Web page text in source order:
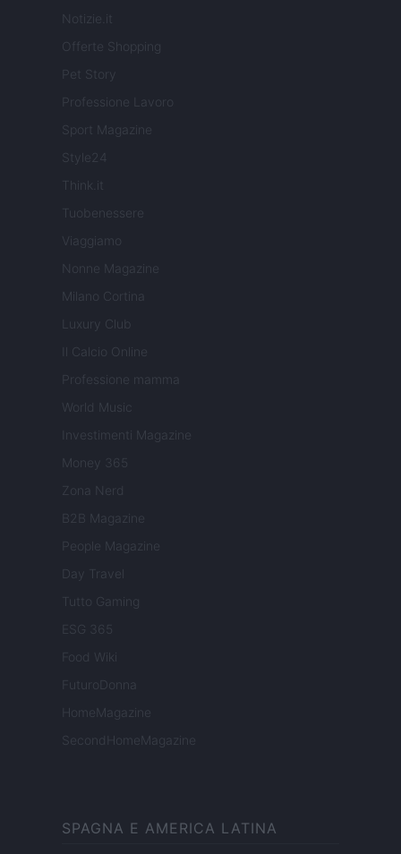
Notizie.it
Offerte Shopping
Pet Story
Professione Lavoro
Sport Magazine
Style24
Think.it
Tuobenessere
Viaggiamo
Nonne Magazine
Milano Cortina
Luxury Club
Il Calcio Online
Professione mamma
World Music
Investimenti Magazine
Money 365
Zona Nerd
B2B Magazine
People Magazine
Day Travel
Tutto Gaming
ESG 365
Food Wiki
FuturoDonna
HomeMagazine
SecondHomeMagazine
SPAGNA E AMERICA LATINA